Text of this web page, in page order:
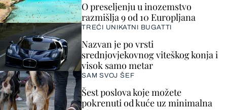
O preseljenju u inozemstvo
razmišlja 9 od 10 Europljana
TREĆI UNIKATNI BUGATTI
Nazvan je po vrsti
srednjovjekovnog viteškog konja i
visok samo metar
SAM SVOJ ŠEF
Šest poslova koje možete
pokrenuti od kuće uz minimalna